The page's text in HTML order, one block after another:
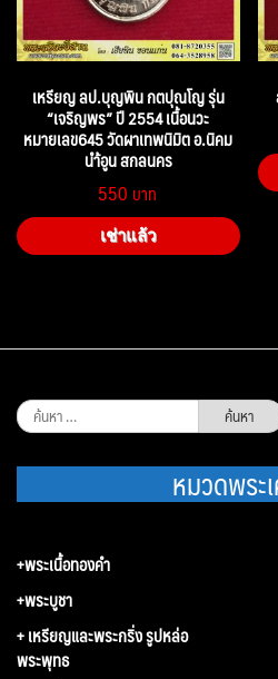
เหรียญ ลป.บุญพิน กตปุณโญ รุ่น
“เจริญพร” ปี 2554 เนื้อนวะ
หมายเลข645 วัดผาเทพนิมิต อ.นิคม
นำ้อูน สกลนคร
550
เช่าแล้ว
ค้นหา
สำหรับ:
หมวดพระ
+พระเนื้อทองคำ
+พระบูชา
+ เหรียญและพระกริ่ง รูปหล่อ
พระพุทธ